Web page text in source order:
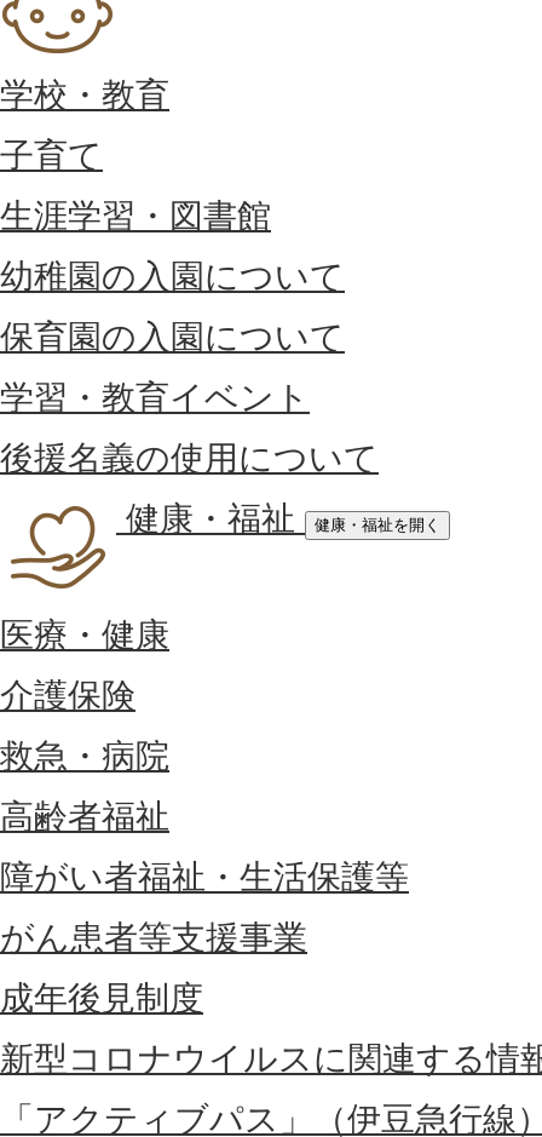
学校・教育
子育て
生涯学習・図書館
幼稚園の入園について
保育園の入園について
学習・教育イベント
後援名義の使用について
健康・福祉
健康・福祉を開く
医療・健康
介護保険
救急・病院
高齢者福祉
障がい者福祉・生活保護等
がん患者等支援事業
成年後見制度
新型コロナウイルスに関連する情
「アクティブパス」（伊豆急行線